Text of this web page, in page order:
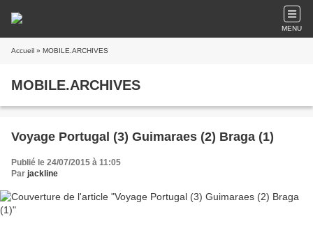
MENU
Accueil » MOBILE.ARCHIVES
MOBILE.ARCHIVES
Voyage Portugal (3) Guimaraes (2) Braga (1)
Publié le 24/07/2015 à 11:05
Par jackline